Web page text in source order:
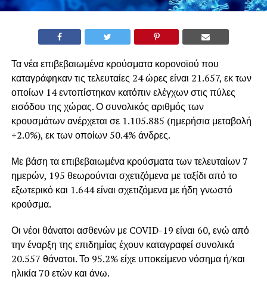
Τα νέα επιβεβαιωμένα κρούσματα κορονοϊού που
καταγράφηκαν τις τελευταίες 24 ώρες είναι 21.657, εκ των
οποίων 14 εντοπίστηκαν κατόπιν ελέγχων στις πύλες
εισόδου της χώρας. Ο συνολικός αριθμός των
κρουσμάτων ανέρχεται σε 1.105.885 (ημερήσια μεταβολή
+2.0%), εκ των οποίων 50.4% άνδρες.
Με βάση τα επιβεβαιωμένα κρούσματα των τελευταίων 7
ημερών, 195 θεωρούνται σχετιζόμενα με ταξίδι από το
εξωτερικό και 1.644 είναι σχετιζόμενα με ήδη γνωστό
κρούσμα.
Οι νέοι θάνατοι ασθενών με COVID-19 είναι 60, ενώ από
την έναρξη της επιδημίας έχουν καταγραφεί συνολικά
20.557 θάνατοι. Το 95.2% είχε υποκείμενο νόσημα ή/και
ηλικία 70 ετών και άνω.